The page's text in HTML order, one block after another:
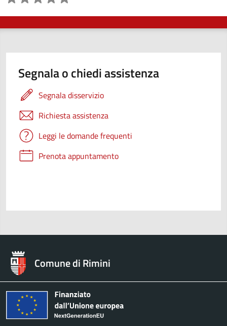
Segnala o chiedi assistenza
Segnala disservizio
Richiesta assistenza
Leggi le domande frequenti
Prenota appuntamento
Comune di Rimini